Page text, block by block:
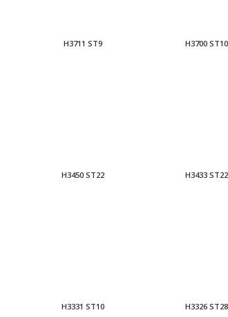
H3711 ST9 H3700 ST10
H3450 ST22 H3433 ST22
H3331 ST10 H3326 ST28